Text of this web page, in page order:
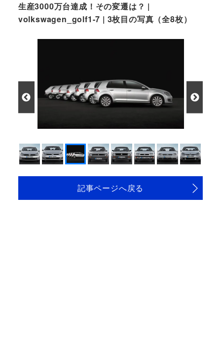
生産3000万台達成！その変遷は？ |
volkswagen_golf1-7 | 3枚目の写真（全8枚）
記事ページへ戻る